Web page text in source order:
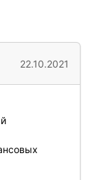
22.10.2021